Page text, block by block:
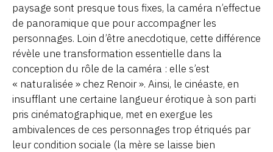
paysage sont presque tous fixes, la caméra n’effectue
de panoramique que pour accompagner les
personnages. Loin d’être anecdotique, cette différence
révèle une transformation essentielle dans la
conception du rôle de la caméra : elle s’est
« naturalisée » chez Renoir ». Ainsi, le cinéaste, en
insufflant une certaine langueur érotique à son parti
pris cinématographique, met en exergue les
ambivalences de ces personnages trop étriqués par
leur condition sociale (la mère se laisse bien